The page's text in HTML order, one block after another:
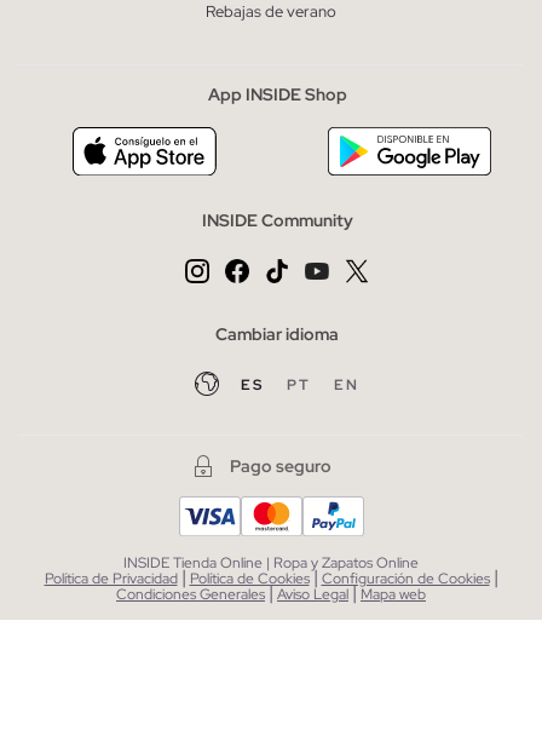
Rebajas de verano
App INSIDE Shop
INSIDE Community
Cambiar idioma
ES PT EN
Pago seguro
INSIDE Tienda Online | Ropa y Zapatos Online
Política de Privacidad | Política de Cookies| Configuración de Cookies |
Condiciones Generales|Aviso Legal| Mapa web